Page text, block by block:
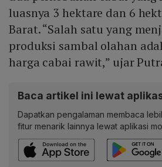
luasnya 3 hektare dan 6
Barat. “Salah satu yang
produksi sambal olahan
harga cabai rawit,” ujar
Baca artikel ini lewat
Dapatkan pengalaman membaca
fitur menarik lainnya lewat aplikasi